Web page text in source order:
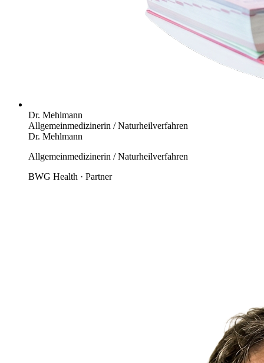
Dr. Mehlmann
Allgemeinmedizinerin / Naturheilverfahren
Dr. Mehlmann
Allgemeinmedizinerin / Naturheilverfahren
BWG Health · Partner